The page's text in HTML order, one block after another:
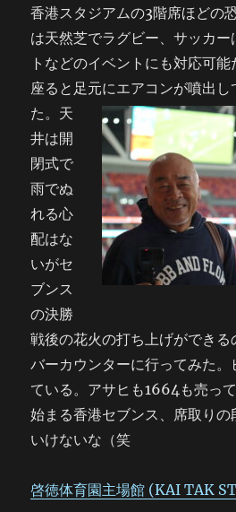
香港スタジアムの3階席ほどの
は天然芝でラグビー、サッカ
トなどのイベントにも対応可
座ると足元にエアコンが噴出し
た。 天
井は開
閉式で
雨でぬ
れる心
配はな
いがセ
ブンス
の決勝
戦後の花火の打ち上げができる
バーカウンターに行ってみた。
ている。アサヒも1664も売っ
始まる香港セブンス、席取りの
いけないな（笑
啓徳体育園主場館 (KAI TAK